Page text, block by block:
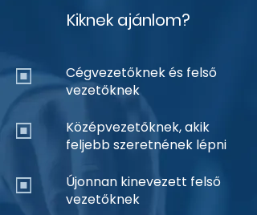
Kiknek ajánlom?
Cégvezetőknek és felső
vezetőknek
Középvezetőknek, akik
feljebb szeretnének lépni
Újonnan kinevezett felső
vezetőknek